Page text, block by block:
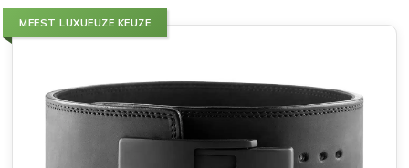
MEEST LUXUEUZE KEUZE